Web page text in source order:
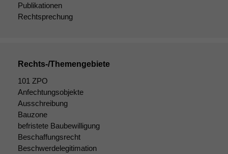
Publikationen
Rechtsprechung
Rechts-/Themengebiete
101 ZPO
Anfechtungsobjekte
Ausschreibung
Bauzone
befristete Baubewilligung
Beschaffungsrecht
Beschwerdelegitimation